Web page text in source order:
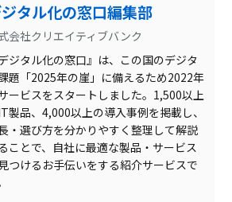
タル化の窓口編集部
会社クリエイティブバンク
デジタル化の窓口』は、この国のデジタ
題「2025年の崖」に備えるため2022年
ービスをスタートしました。1,500以上
製品、4,000以上の導入事例を掲載し、
・選び方を分かりやすく整理して解説
ことで、自社に最適な製品・サービス
つけるお手伝いをする紹介サービスで